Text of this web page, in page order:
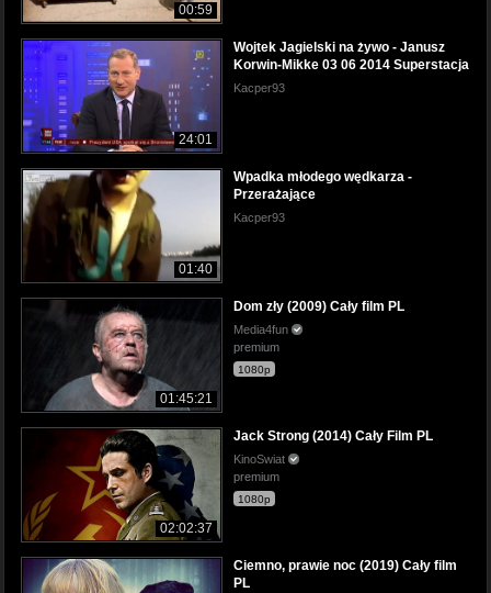
00:59
24:01
Wojtek Jagielski na żywo - Janusz
Korwin-Mikke 03 06 2014 Superstacja
Kacper93
01:40
Wpadka młodego wędkarza -
Przerażające
Kacper93
01:45:21
Dom zły (2009) Cały film PL
Media4fun
premium
1080p
02:02:37
Jack Strong (2014) Cały Film PL
KinoSwiat
premium
1080p
Ciemno, prawie noc (2019) Cały film
PL